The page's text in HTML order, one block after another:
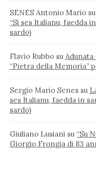
SENES Antonio Mario su
“Si ses Italianu, faedda
sardo)
Flavio Rubbo su Adunata
“Pietra della Memoria”
Sergio Mario Senes su
ses Italianu, faedda in
sardo)
Giuliano Lusiani su “Su
Giorgio Frongia di 83